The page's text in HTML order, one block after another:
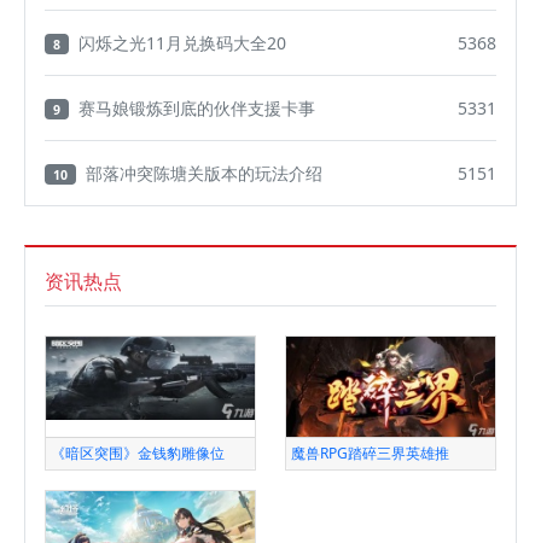
8 闪烁之光11月兑换码大全20 5368
9 赛马娘锻炼到底的伙伴支援卡事 5331
10 部落冲突陈塘关版本的玩法介绍 5151
资讯热点
《暗区突围》金钱豹雕像位 魔兽RPG踏碎三界英雄推